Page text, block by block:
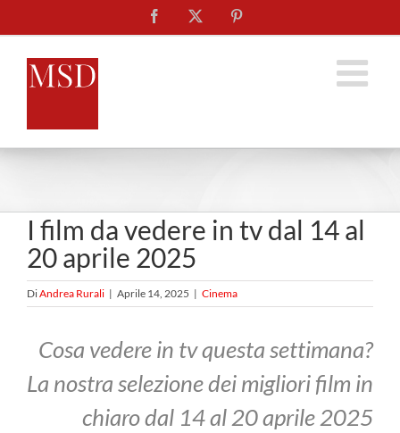
al
contenuto
Facebook
I film da vedere in tv dal 14 al
20 aprile 2025
DiAndrea Rurali | Aprile 14, 2025 | Cinema
Cosa vedere in tv questa settimana?
La nostra selezione dei migliori film in
chiaro dal 14 al 20 aprile 2025